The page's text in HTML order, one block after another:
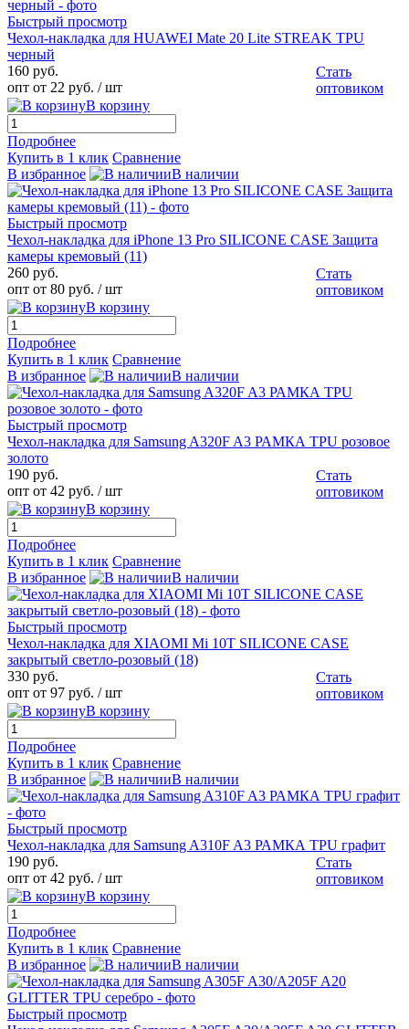
Быстрый просмотр
Чехол-накладка для HUAWEI Mate 20 Lite STREAK TPU
черный
160 руб.
опт от 22 руб. / шт
Стать
оптовиком
В корзину
Подробнее
Купить в 1 клик Сравнение
В избранное
В наличии
Быстрый просмотр
Чехол-накладка для iPhone 13 Pro SILICONE CASE Защита
камеры кремовый (11)
260 руб.
опт от 80 руб. / шт
Стать
оптовиком
В корзину
Подробнее
Купить в 1 клик Сравнение
В избранное
В наличии
Быстрый просмотр
Чехол-накладка для Samsung A320F A3 РАМКА TPU розовое
золото
190 руб.
опт от 42 руб. / шт
Стать
оптовиком
В корзину
Подробнее
Купить в 1 клик Сравнение
В избранное
В наличии
Быстрый просмотр
Чехол-накладка для XIAOMI Mi 10T SILICONE CASE
закрытый светло-розовый (18)
330 руб.
опт от 97 руб. / шт
Стать
оптовиком
В корзину
Подробнее
Купить в 1 клик Сравнение
В избранное
В наличии
Быстрый просмотр
Чехол-накладка для Samsung A310F A3 РАМКА TPU графит
190 руб.
опт от 42 руб. / шт
Стать
оптовиком
В корзину
Подробнее
Купить в 1 клик Сравнение
В избранное
В наличии
Быстрый просмотр